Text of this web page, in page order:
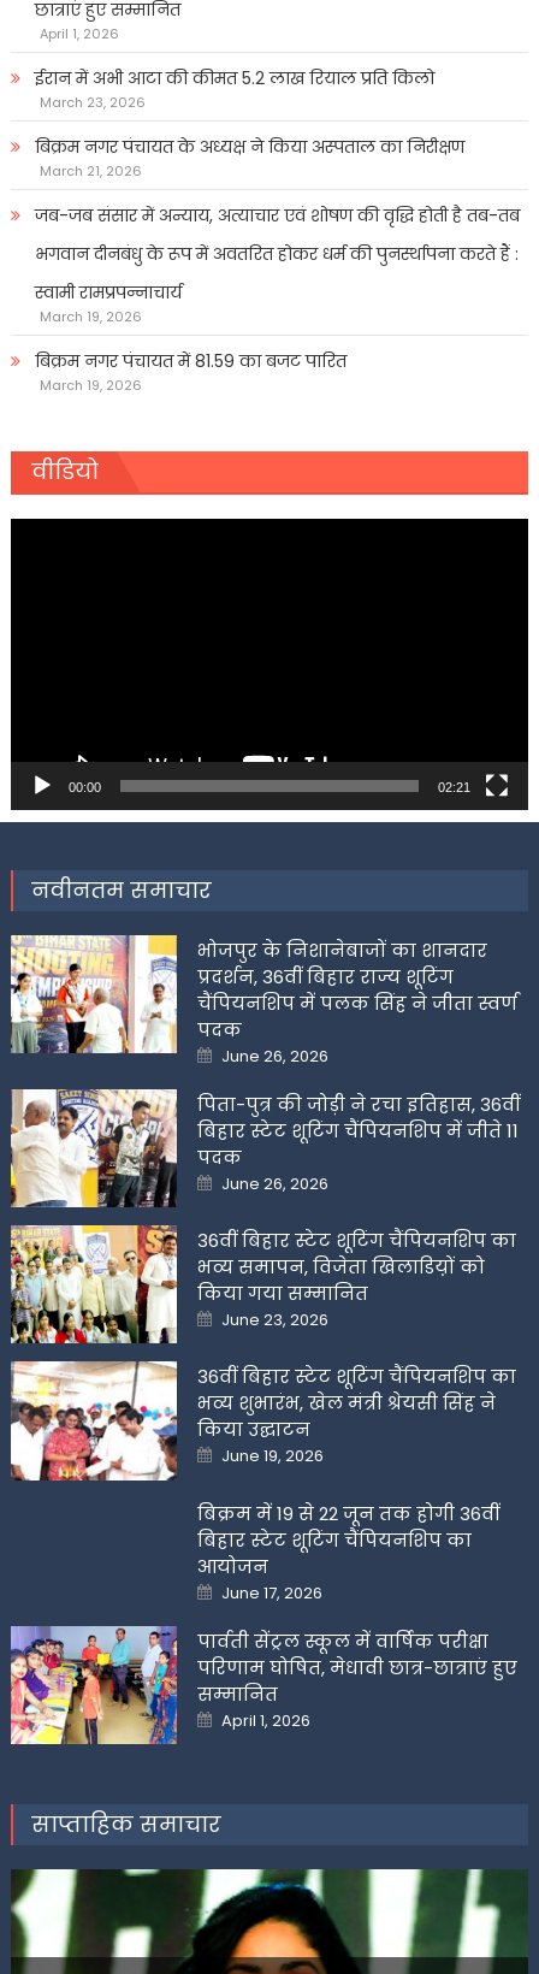
छात्राएं हुए सम्मानित
April 1, 2026
ईरान में अभी आटा की कीमत 5.2 लाख रियाल प्रति किलो
March 23, 2026
बिक्रम नगर पंचायत के अध्यक्ष ने किया अस्पताल का निरीक्षण
March 21, 2026
जब-जब संसार में अन्याय, अत्याचार एवं शोषण की वृद्धि होती है तब-तब
भगवान दीनबंधु के रूप में अवतरित होकर धर्म की पुनर्स्थापना करते हैं :
स्वामी रामप्रपन्नाचार्य
March 19, 2026
बिक्रम नगर पंचायत में 81.59 का बजट पारित
March 19, 2026
वीडियो
00:00 02:21
नवीनतम समाचार
भोजपुर के निशानेबाजों का शानदार
प्रदर्शन, 36वीं बिहार राज्य शूटिंग
चैंपियनशिप में पलक सिंह ने जीता स्वर्ण
पदक
Posted
on
June 26, 2026
पिता-पुत्र की जोड़ी ने रचा इतिहास, 36वीं
बिहार स्टेट शूटिंग चैंपियनशिप में जीते 11
पदक
Posted
on
June 26, 2026
36वीं बिहार स्टेट शूटिंग चैंपियनशिप का
भव्य समापन, विजेता खिलाडिय़ों को
किया गया सम्मानित
Posted
on
June 23, 2026
36वीं बिहार स्टेट शूटिंग चैंपियनशिप का
भव्य शुभारंभ, खेल मंत्री श्रेयसी सिंह ने
किया उद्घाटन
Posted
on
June 19, 2026
बिक्रम में 19 से 22 जून तक होगी 36वीं
बिहार स्टेट शूटिंग चैंपियनशिप का
आयोजन
Posted
on
June 17, 2026
पार्वती सेंट्रल स्कूल में वार्षिक परीक्षा
परिणाम घोषित, मेधावी छात्र-छात्राएं हुए
सम्मानित
Posted
on
April 1, 2026
साप्ताहिक समाचार